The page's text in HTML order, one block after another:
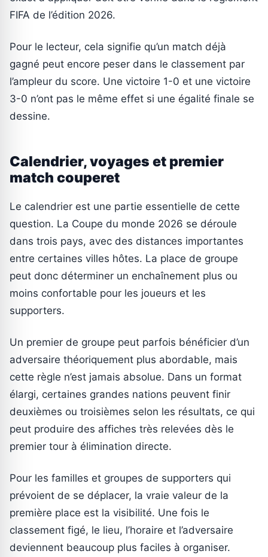
FIFA de l’édition 2026.
Pour le lecteur, cela signifie qu’un match déjà
gagné peut encore peser dans le classement par
l’ampleur du score. Une victoire 1-0 et une victoire
3-0 n’ont pas le même effet si une égalité finale se
dessine.
Calendrier, voyages et premier
match couperet
Le calendrier est une partie essentielle de cette
question. La Coupe du monde 2026 se déroule
dans trois pays, avec des distances importantes
entre certaines villes hôtes. La place de groupe
peut donc déterminer un enchaînement plus ou
moins confortable pour les joueurs et les
supporters.
Un premier de groupe peut parfois bénéficier d’un
adversaire théoriquement plus abordable, mais
cette règle n’est jamais absolue. Dans un format
élargi, certaines grandes nations peuvent finir
deuxièmes ou troisièmes selon les résultats, ce qui
peut produire des affiches très relevées dès le
premier tour à élimination directe.
Pour les familles et groupes de supporters qui
prévoient de se déplacer, la vraie valeur de la
première place est la visibilité. Une fois le
classement figé, le lieu, l’horaire et l’adversaire
deviennent beaucoup plus faciles à organiser.